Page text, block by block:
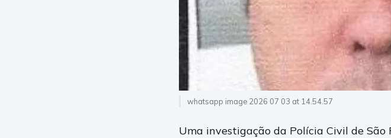
whatsapp image 2026 07 03 at 14.54.57
Uma investigação da Polícia Civil de